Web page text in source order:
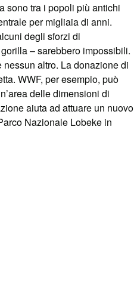
sono tra i popoli più antichi
per migliaia di anni.
degli sforzi di
– sarebbero impossibili.
altro. La donazione di
WWF, per esempio, può
delle dimensioni di
aiuta ad attuare un nuovo
Nazionale Lobeke in